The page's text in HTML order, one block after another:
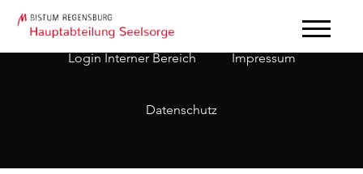
Login Interner Bereich Impressum
Datenschutz